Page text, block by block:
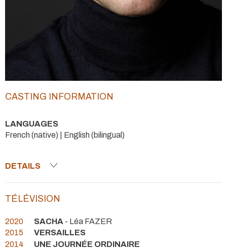
CASTING INFORMATION
LANGUAGES
French (native) | English (bilingual)
DETAILS
TÉLÉVISION
2020 SACHA - Léa FAZER
2015
VERSAILLES
2014
UNE JOURNÉE ORDINAIRE